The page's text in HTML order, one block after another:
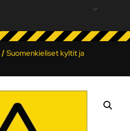
/Suomenkieliset kyltit ja